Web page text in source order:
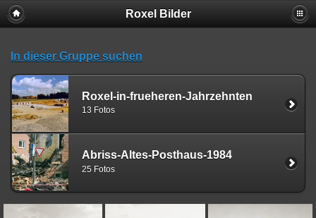
Roxel Bilder
In dieser Gruppe suchen
Roxel-in-frueheren-Jahrzehnten
13 Fotos
Abriss-Altes-Posthaus-1984
25 Fotos